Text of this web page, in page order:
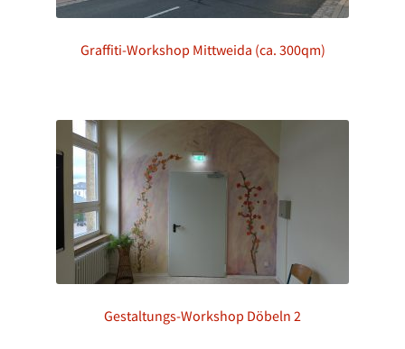
Graffiti-Workshop Mittweida (ca. 300qm)
Gestaltungs-Workshop Döbeln 2